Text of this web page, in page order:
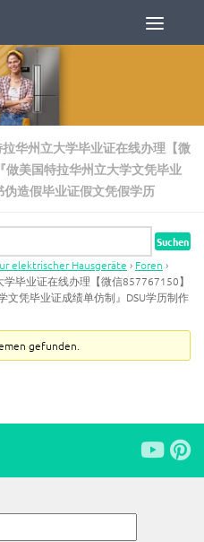
拉华州立大学毕业证在线办理【微
美国特拉华州立大学文凭毕业
造假毕业证假文凭假学历
elektrischer Hausgeräte › Foren ›
毕业证在线办理【微信857767150】
文凭毕业证成绩单仿制』DSU学历制作
gefunden.